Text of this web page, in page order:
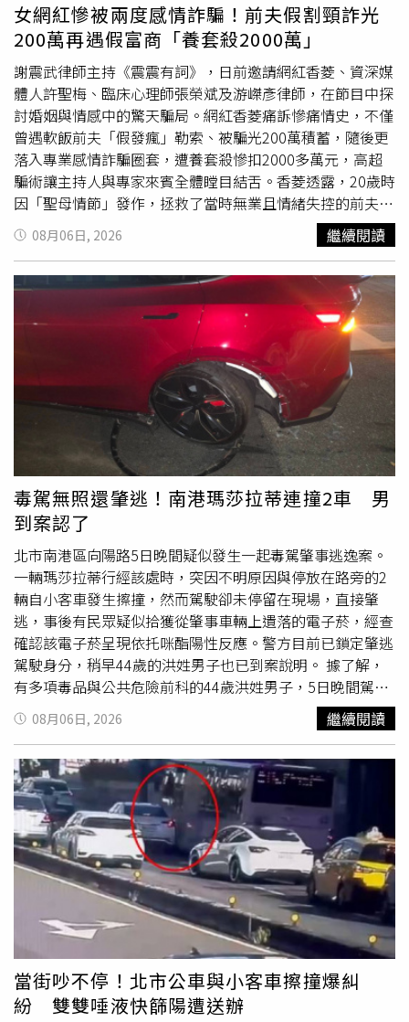
女網紅慘被兩度感情詐騙！前夫假割頸詐光
200萬再遇假富商「養套殺2000萬」
謝震武律師主持《震震有詞》，日前邀請網紅香菱、資深媒
體人許聖梅、臨床心理師張榮斌及游嵥彥律師，在節目中探
討婚姻與情感中的驚天騙局。網紅香菱痛訴慘痛情史，不僅
曾遇軟飯前夫「假發瘋」勒索、被騙光200萬積蓄，隨後更
落入專業感情詐騙圈套，遭養套殺慘扣2000多萬元，高超
騙術讓主持人與專家來賓全體瞠目結舌。香菱透露，20歲時
因「聖母情節」發作，拯救了當時無業且情緒失控的前夫。
對方不僅拿玻璃碎片割頸脅迫，還以「30歲前想有家」為由
懇求結婚。香菱以為結婚能讓對方安定，甚至搭上直播熱潮
月入數十萬、累積兩百萬存款，豈料前夫變本加厲，不工作
還偷刷她的卡打手遊，甚至連學貸、酒駕
罰單全由香菱買
單。直到某次前夫又在職場大吵下跪，香菱躲進廁所報警，
警方破門前一刻，前夫竟一秒恢復正常，香菱亮出先前偷錄
的發瘋影片，這才驚覺「原來以前全是用演的」。離婚時，
婆家甚至反咬要求贍養費，狠嗆：「妳還不是看上我兒子肉
體。」讓香菱三觀盡碎。主持人謝震武律師忍不住直言：
「我們也看不懂妳到底圖他什麼？」香菱則苦笑坦言，因原
生家庭缺愛，「當時以為『什麼都不圖的愛，才是高尚的
愛』」。歷經荒謬婚姻後，23歲的香菱以為迎來曙光，在交
友軟體認識自稱從事貿易的27歲富商男。對方出手闊綽，不
僅開跑車接送、隨手包六位數紅包，還稱「前一年賺八千
萬」。富商男以「10天獲利1%」、「黃金投資3個月翻
倍」等甜頭為誘餌，讓香菱卸下心防，陸續掏出兩千萬元投
入房地產與黃金投資。不料一切都是精心策劃的圈套，男方
私自將資金拿去「周轉」，隨後香菱成為知名網紅，收到多
位受害者私訊，才驚覺男友根本是專業詐騙集團，連當初接
送她的跑車應該都是花她的錢買的。香菱坦言當時因情侶關
係難以劃分金錢歸屬，最終並未提告。對此，律師游嵥彥特
別提醒，「遇到情感詐騙切勿因關係複雜而退縮，務必堅持
走法律途徑報案，否則將完全失去討回權益的機會」。香菱
分享遭到高超騙術，讓主持人與專家來賓全體瞠目結舌。
（圖／和展影視提供）
08月06日, 2026 繼續閱讀
毒駕無照還肇逃！南港瑪莎拉蒂連撞2車 男
到案認了
北市南港區向陽路5日晚間疑似發生一起毒駕肇事逃逸案。
一輛瑪莎拉蒂行經該處時，突因不明原因與停放在路旁的2
輛自小客車發生擦撞，然而駕駛卻未停留在現場，直接肇
逃，事後有民眾疑似拾獲從肇事車輛上遺落的電子菸，經查
確認該電子菸呈現依托咪酯陽性反應。警方目前已鎖定肇逃
駕駛身分，稍早44歲的洪姓男子也已到案說明。 據了解，
有多項毒品與公共危險前科的44歲洪姓男子，5日晚間駕駛
和友人借來的瑪莎拉蒂，沿向陽路（南往北）行駛至向陽路
事故地點前，突因不明原因擦撞停於卸貨停車格旁2輛自小
客車，肇事駕駛肇事後儘管曾下車查看，卻未停留現場再度
上車逃逸。受害車主發現後，也在地上拾獲疑似從肇逃自小
客車上遺落之電子菸，經警方初步檢驗呈現依托咪酯陽性反
應。警方後續也循線找到肇事的瑪莎拉蒂，並將洪男通知到
案，洪男到案後坦承現場遺留的菸桿和菸彈均為其所有，會
肇逃是因自己先前酒駕被吊照，一時心慌，才會駕車逃逸。
全案除依道路交通管理處罰條例告發外，另依毒品危害防制
條例訊問後函請士林地檢署偵辦 。南港分局呼籲，吸食毒
品害人害己，切勿以身試法，警方將持續強力掃蕩毒品犯
罪，維護社會治安。
08月06日, 2026 繼續閱讀
當街吵不停！北市公車與小客車擦撞爆糾
紛 雙雙唾液快篩陽遭送辦